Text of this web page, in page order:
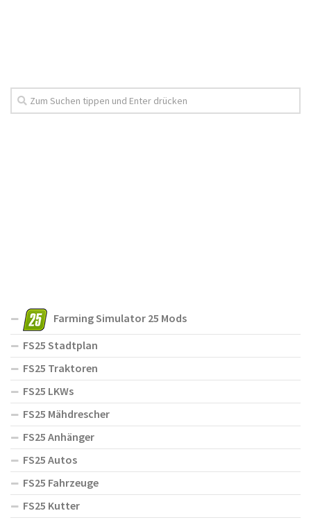
Farming Simulator 25 Mods
FS25 Stadtplan
FS25 Traktoren
FS25 LKWs
FS25 Mähdrescher
FS25 Anhänger
FS25 Autos
FS25 Fahrzeuge
FS25 Kutter